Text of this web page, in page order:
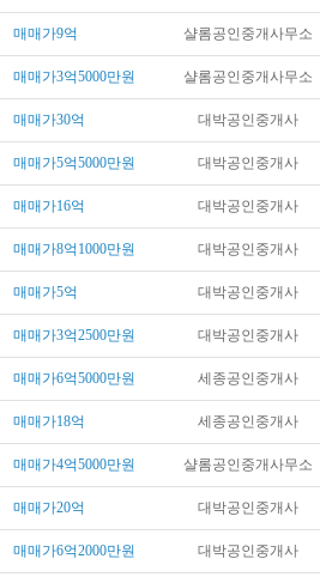
매매가9억 샬롬공인중개사무소
매매가3억5000만원 샬롬공인중개사무소
매매가30억 대박공인중개사
매매가5억5000만원 대박공인중개사
매매가16억 대박공인중개사
매매가8억1000만원 대박공인중개사
매매가5억 대박공인중개사
매매가3억2500만원 대박공인중개사
매매가6억5000만원 세종공인중개사
매매가18억 세종공인중개사
매매가4억5000만원 샬롬공인중개사무소
매매가20억 대박공인중개사
매매가6억2000만원 대박공인중개사